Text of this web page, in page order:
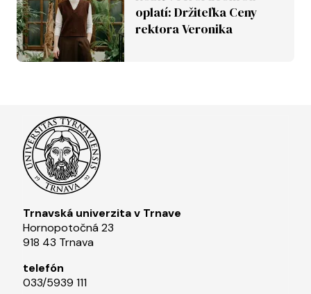
oplatí: Držiteľka Ceny
rektora Veronika
Trnavská univerzita v Trnave
Hornopotočná 23
918 43 Trnava
telefón
033/5939 111​